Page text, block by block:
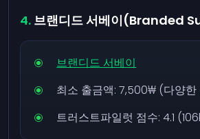
브랜디드 서베이(Branded
브랜디드 서베이
최소 출금액:7,500₩ (다양한
트러스트파일럿 점수: 4.1